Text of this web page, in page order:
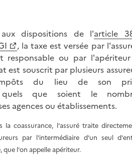
dispositions de l'article
, la taxe est versée par
responsable ou par
est souscrit par plusieurs
du lieu de son
quels que soient le
agences ou établissements.
la coassurance, l'assuré traite
par l'intermédiaire d'un seul
que l'on appelle apériteur.